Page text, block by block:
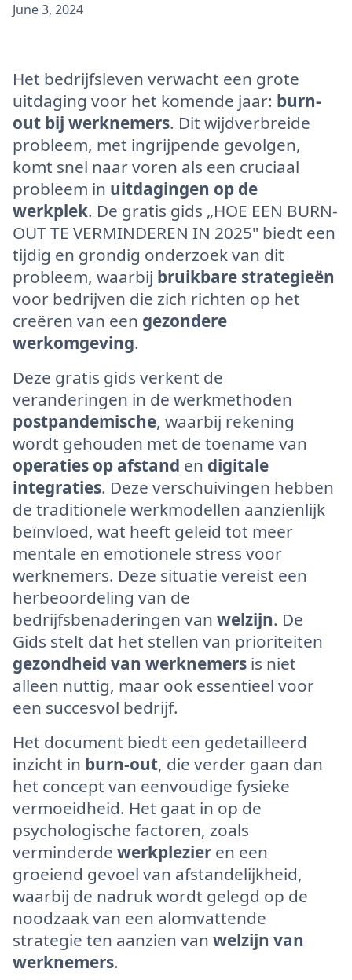
June 3, 2024
Het bedrijfsleven verwacht een grote
uitdaging voor het komende jaar: burn-
out bij werknemers. Dit wijdverbreide
probleem, met ingrijpende gevolgen,
komt snel naar voren als een cruciaal
probleem in uitdagingen op de
werkplek. De gratis gids „HOE EEN BURN-
OUT TE VERMINDEREN IN 2025" biedt een
tijdig en grondig onderzoek van dit
probleem, waarbij bruikbare strategieën
voor bedrijven die zich richten op het
creëren van een gezondere
werkomgeving.
Deze gratis gids verkent de
veranderingen in de werkmethoden
postpandemische, waarbij rekening
wordt gehouden met de toename van
operaties op afstand en digitale
integraties. Deze verschuivingen hebben
de traditionele werkmodellen aanzienlijk
beïnvloed, wat heeft geleid tot meer
mentale en emotionele stress voor
werknemers. Deze situatie vereist een
herbeoordeling van de
bedrijfsbenaderingen van welzijn. De
Gids stelt dat het stellen van prioriteiten
gezondheid van werknemers is niet
alleen nuttig, maar ook essentieel voor
een succesvol bedrijf.
Het document biedt een gedetailleerd
inzicht in burn-out, die verder gaan dan
het concept van eenvoudige fysieke
vermoeidheid. Het gaat in op de
psychologische factoren, zoals
verminderde werkplezier en een
groeiend gevoel van afstandelijkheid,
waarbij de nadruk wordt gelegd op de
noodzaak van een alomvattende
strategie ten aanzien van welzijn van
werknemers.